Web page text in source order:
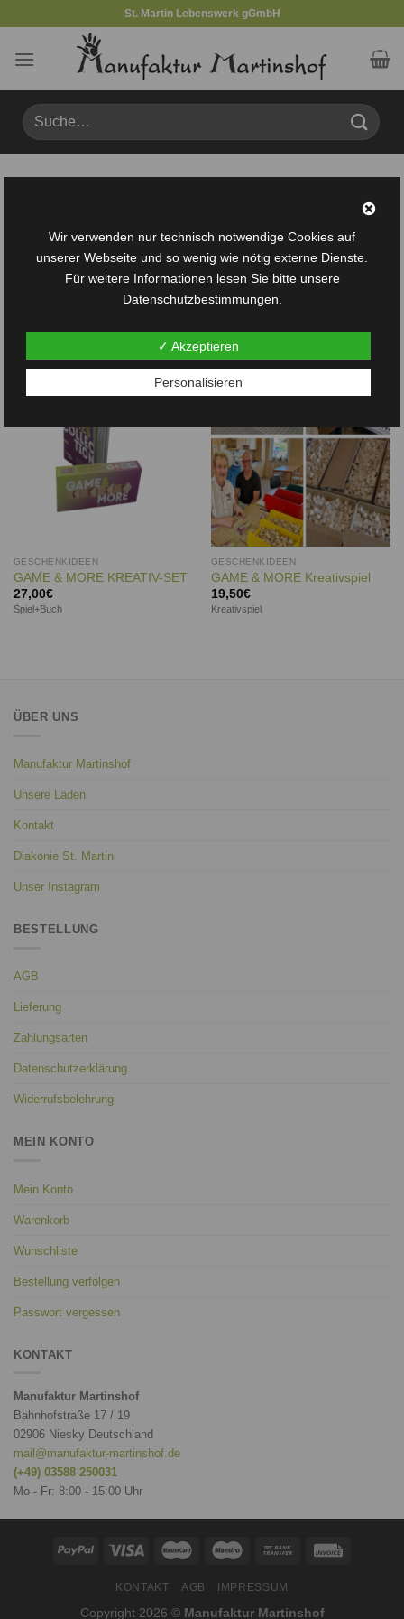
springen
St. Martin Lebenswerk gGmbH
Suche
nach:
Auf die
Wunschliste
GESCHENKIDEEN
GAME & MORE KREATIV-SET
27,00€
Spiel+Buch
GESCHENKIDEEN
GAME & MORE Kreativspiel
19,50€
Kreativspiel
ÜBER UNS
Manufaktur Martinshof
Unsere Läden
Kontakt
Diakonie St. Martin
Unser Instagram
BESTELLUNG
AGB
Lieferung
Zahlungsarten
Datenschutzerklärung
Widerrufsbelehrung
MEIN KONTO
Mein Konto
Warenkorb
Wunschliste
Bestellung verfolgen
Passwort vergessen
KONTAKT
Manufaktur Martinshof
Bahnhofstraße 17 / 19
02906 Niesky Deutschland
mail@manufaktur-martinshof.de
(+49) 03588 250031
Mo - Fr: 8:00 - 15:00 Uhr
KONTAKT AGB IMPRESSUM
Copyright 2026 © Manufaktur Martinshof
Wir verwenden nur technisch notwendige Cookies auf
unserer Webseite und so wenig wie nötig externe Dienste.
Für weitere Informationen lesen Sie bitte unsere
Datenschutzbestimmungen.
✓ Akzeptieren
Personalisieren